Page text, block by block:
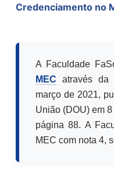
Credenciamento no
A Faculdade
MEC através da
março de 2021,
União (DOU) em
página 88. A
MEC com nota 4,